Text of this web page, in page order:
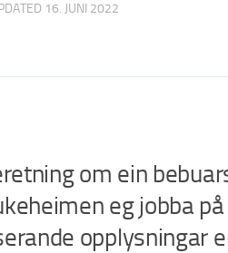
16. JUNI 2022
om ein
eg jobba
opplysningar